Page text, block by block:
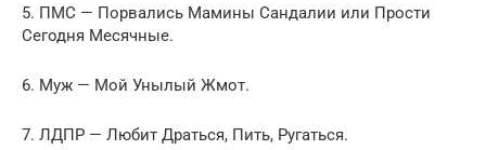
5. ПМС — Порвались Мамины Сандалии или Прости
Сегодня Месячные.
6. Муж — Мой Унылый Жмот.
7. ЛДПР — Любит Драться, Пить, Ругаться.